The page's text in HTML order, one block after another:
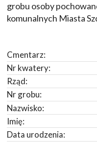
grobu osoby
komunalnych Miasta
Cmentarz:
Nr kwatery:
Rząd:
Nr grobu:
Nazwisko:
Imię:
Data urodzenia: